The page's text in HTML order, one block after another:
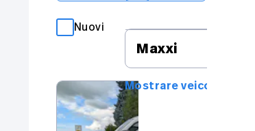
Nuovi Occasioni
Maxxi
Mostrare veicoli nuovi 0